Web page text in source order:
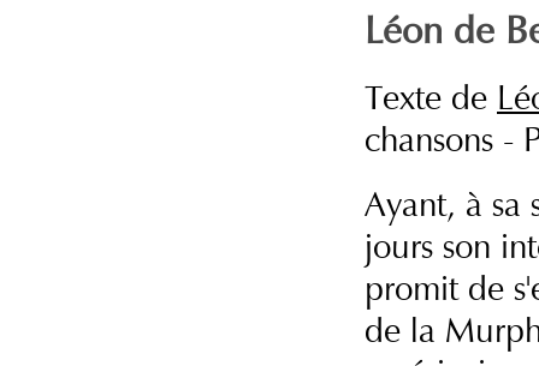
Léon de
Texte de
chansons -
Ayant, à sa
jours son
promit de
de la